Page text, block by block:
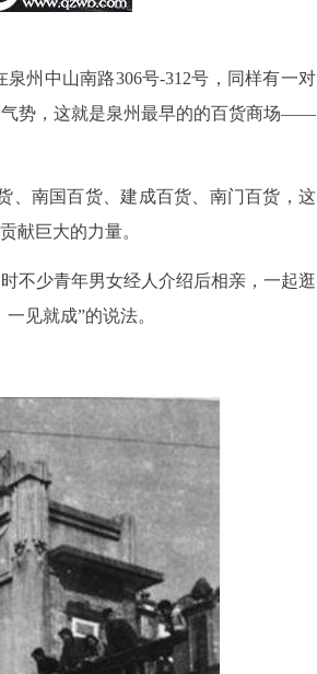
州中山南路306号-312号，同样有一对
气势，这就是泉州最早的的百货商场——
、南国百货、建成百货、南门百货，这
献巨大的力量。
不少青年男女经人介绍后相亲，一起逛
见就成”的说法。